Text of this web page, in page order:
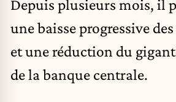
Depuis plusieurs mois, il
une baisse progressive
et une réduction du
de la banque centrale.